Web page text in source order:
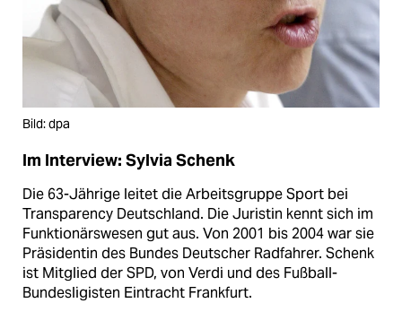
Bild: dpa
Im Interview: Sylvia Schenk
Die 63-Jährige leitet die Arbeitsgruppe Sport bei
Transparency Deutschland. Die Juristin kennt sich im
Funktionärswesen gut aus. Von 2001 bis 2004 war sie
Präsidentin des Bundes Deutscher Radfahrer. Schenk
ist Mitglied der SPD, von Verdi und des Fußball-
Bundesligisten Eintracht Frankfurt.